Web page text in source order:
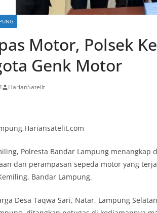
Motor, Polsek
Genk Motor
HarianSatelit
Polresta Bandar Lampung
dan perampasan sepeda motor yang
Bandar Lampung.
Desa Taqwa Sari, Natar, Lampung